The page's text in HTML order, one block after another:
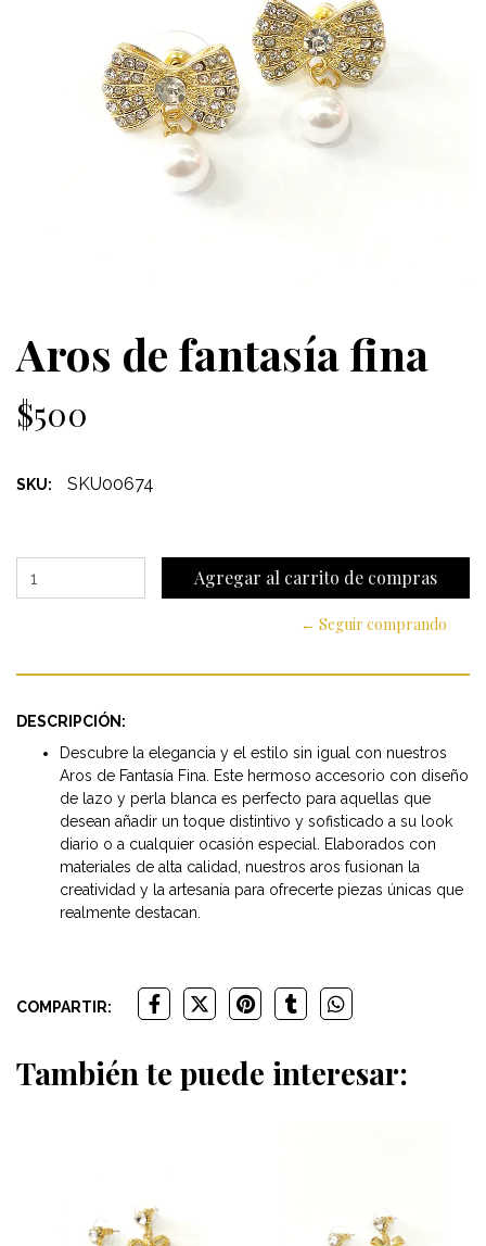
Aros de fantasía fina
$500
SKU: SKU00674
← Seguir comprando
DESCRIPCIÓN:
Descubre la elegancia y el estilo sin igual con nuestros
Aros de Fantasía Fina. Este hermoso accesorio con diseño
de lazo y perla blanca es perfecto para aquellas que
desean añadir un toque distintivo y sofisticado a su look
diario o a cualquier ocasión especial. Elaborados con
materiales de alta calidad, nuestros aros fusionan la
creatividad y la artesanía para ofrecerte piezas únicas que
realmente destacan.
COMPARTIR:
También te puede interesar: